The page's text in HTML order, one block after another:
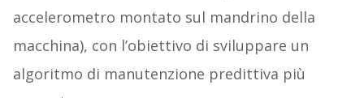
accelerometro montato sul mandrino della
macchina), con l’obiettivo di sviluppare un
algoritmo di manutenzione predittiva più